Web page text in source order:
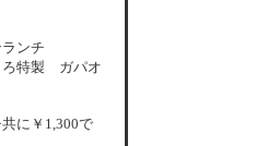
ランチ
特製 ガパオ
に￥1,300で